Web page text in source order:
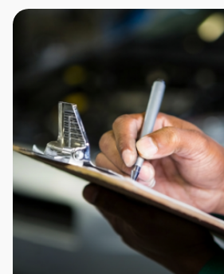
В Прагматика мы приглашаем
полгода после приобретения
вы сможете пройти плановое ТО
ТО.